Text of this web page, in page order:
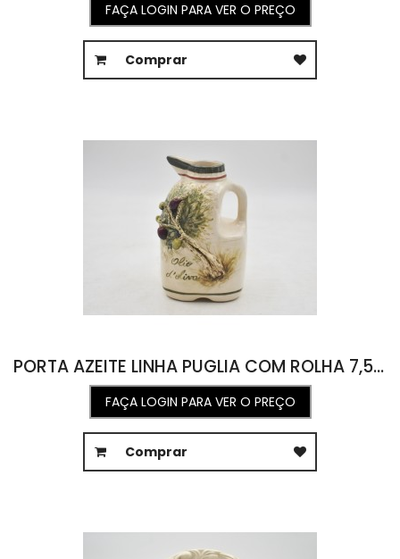
FAÇA LOGIN PARA VER O PREÇO
Comprar
PORTA AZEITE LINHA PUGLIA COM ROLHA 7,5L X 9C X 13,5A
FAÇA LOGIN PARA VER O PREÇO
Comprar